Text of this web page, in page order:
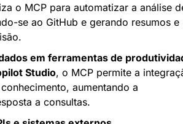
o MCP para automatizar a análise
se ao GitHub e gerando resumos e
em ferramentas de
Studio, o MCP permite a
aumentando a
a consultas.